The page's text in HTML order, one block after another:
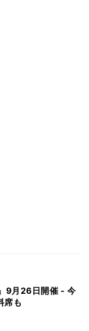
9月26日開催 - 今
席も